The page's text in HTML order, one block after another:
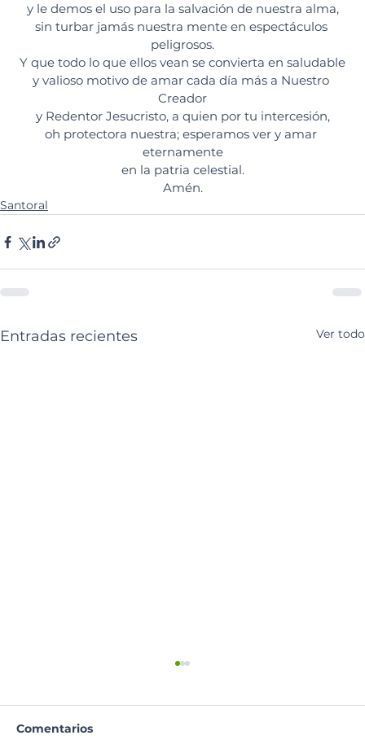
y le demos el uso para la salvación de nuestra alma,
sin turbar jamás nuestra mente en espectáculos
peligrosos.
Y que todo lo que ellos vean se convierta en saludable
y valioso motivo de amar cada día más a Nuestro
Creador
y Redentor Jesucristo, a quien por tu intercesión,
oh protectora nuestra; esperamos ver y amar
eternamente
en la patria celestial.
Amén.
Santoral
Entradas recientes Ver todo
Comentarios